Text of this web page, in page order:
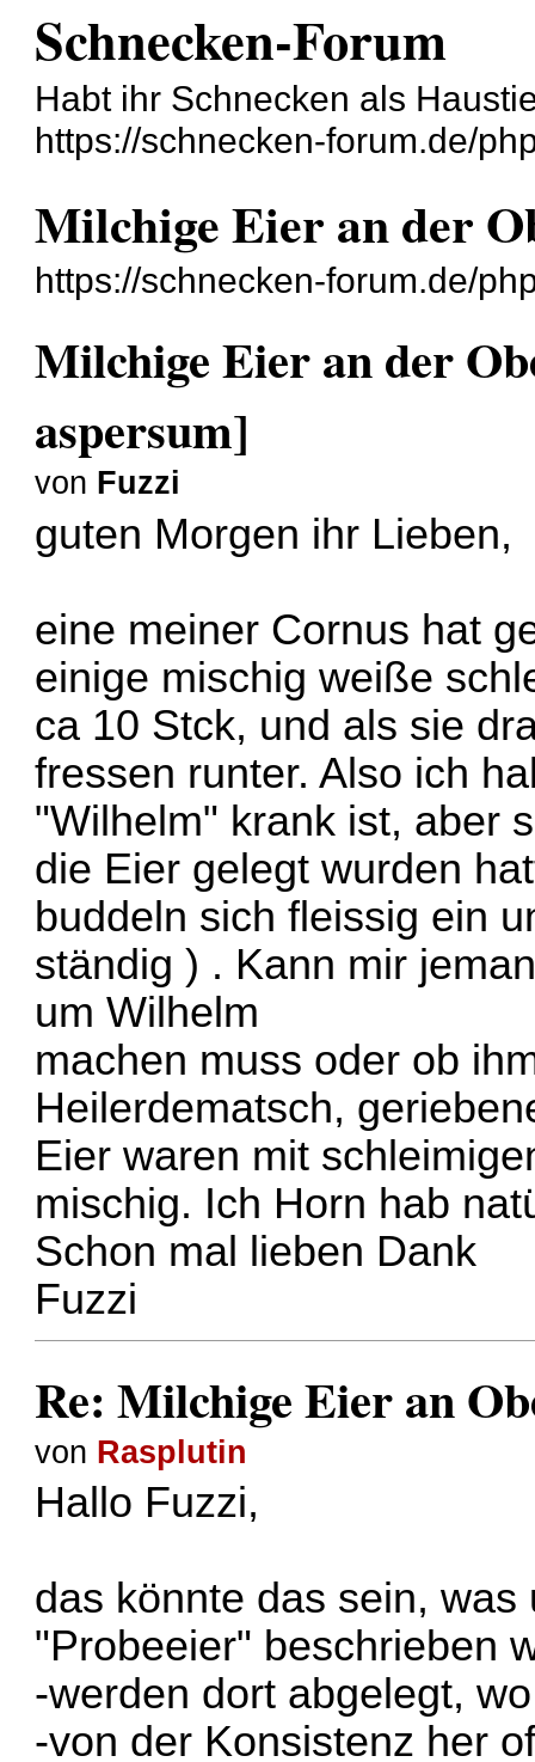
Schnecken-Forum
Habt ihr Schnecken als
https://schnecken-forum.de/
Milchige Eier an der
https://schnecken-forum.de/
Milchige Eier an der
aspersum]
von Fuzzi
guten Morgen ihr Lieben,
eine meiner Cornus hat
einige mischig weiße
ca 10 Stck, und als sie
fressen runter. Also ich
"Wilhelm" krank ist, aber
die Eier gelegt wurden
buddeln sich fleissig ein
ständig) . Kann mir
um Wilhelm
machen muss oder ob
Heilerdematsch,
Eier waren mit
mischig. Ich Horn hab
Schon mal lieben Dank
Fuzzi
Re: Milchige Eier an
von Rasplutin
Hallo Fuzzi,
das könnte das sein,
"Probeeier" beschrieben
-werden dort abgelegt,
-von der Konsistenz her